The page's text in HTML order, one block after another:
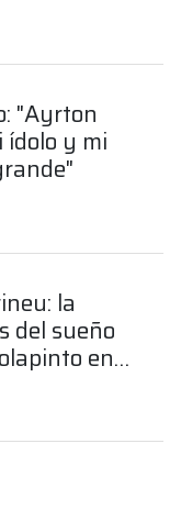
"Ayrton
ídolo y mi
la
del sueño
en